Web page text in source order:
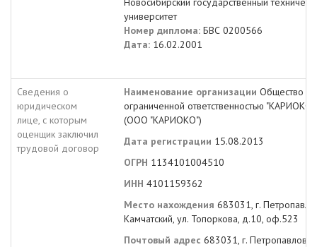
университет
Номер диплома: БВС 0200566
Дата: 16.02.2001
Сведения о
юридическом
лице, с которым
оценщик заключил
трудовой договор
Наименование организации Общество с
ограниченной ответственностью "КАРИОКО"
(ООО "КАРИОКО")
Дата регистрации 15.08.2013
ОГРН 1134101004510
ИНН 4101159362
Место нахождения 683031, г.
Камчатский, ул. Топоркова, д.10, оф.523
Почтовый адрес 683031, г.